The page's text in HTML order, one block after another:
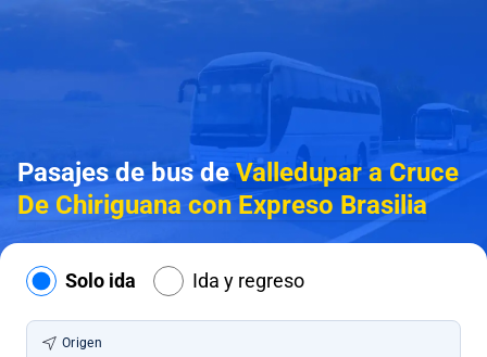
Pasajes de bus deValledupar a Cruce
De Chiriguana con Expreso Brasilia
Solo ida Ida y regreso
Origen